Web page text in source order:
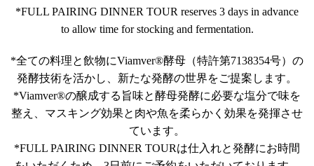
*FULL PAIRING DINNER TOUR reserves 3 days in advance
to allow time for stocking and fermentation.
*全ての料理と飲物にViamver®︎酵母（特許第7138354号）の
発酵技術を活かし、新たな発酵の世界をご提案します。
*Viamver®︎の醸成する旨味と酵母発酵に必要な塩分で味を
整え、マスキング効果と肉や魚を柔らかく効果を発揮させ
ています。
*FULL PAIRING DINNER TOURは仕入れと発酵にお時間